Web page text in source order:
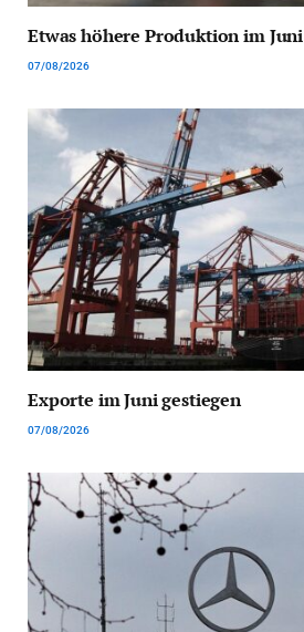
Etwas höhere Produktion im Juni
07/08/2026
Exporte im Juni gestiegen
07/08/2026